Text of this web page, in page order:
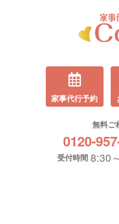
家事代行予約
無料ご
0120-
受付時間 8:30